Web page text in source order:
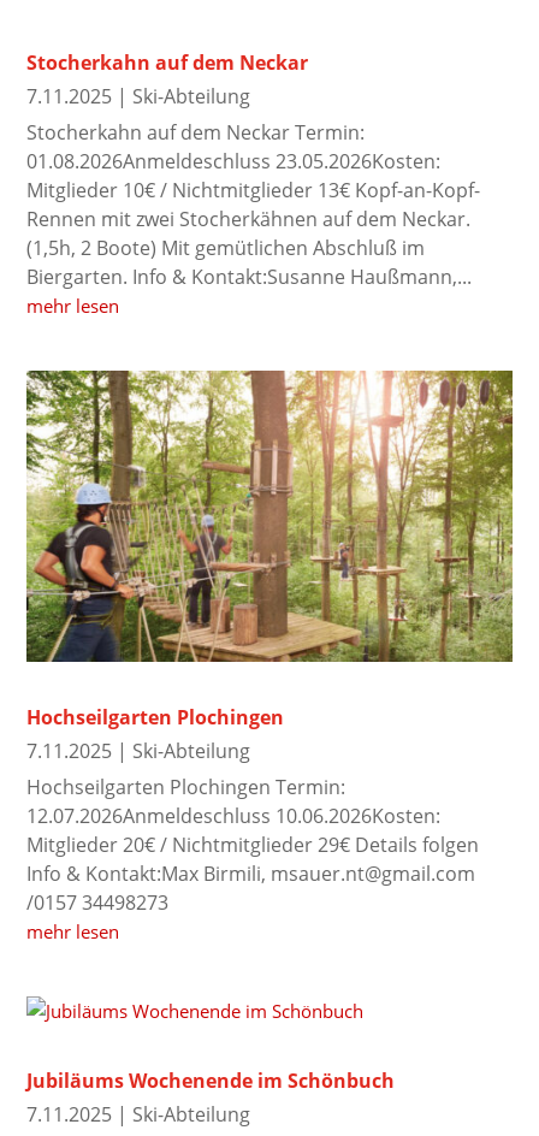
Stocherkahn auf dem Neckar
7.11.2025 | Ski-Abteilung
Stocherkahn auf dem Neckar Termin:
01.08.2026Anmeldeschluss 23.05.2026Kosten:
Mitglieder 10€ / Nichtmitglieder 13€ Kopf-an-Kopf-
Rennen mit zwei Stocherkähnen auf dem Neckar.
(1,5h, 2 Boote) Mit gemütlichen Abschluß im
Biergarten. Info & Kontakt:Susanne Haußmann,...
mehr lesen
Hochseilgarten Plochingen
7.11.2025 | Ski-Abteilung
Hochseilgarten Plochingen Termin:
12.07.2026Anmeldeschluss 10.06.2026Kosten:
Mitglieder 20€ / Nichtmitglieder 29€ Details folgen
Info & Kontakt:Max Birmili, msauer.nt@gmail.com
/0157 34498273
mehr lesen
Jubiläums Wochenende im Schönbuch
7.11.2025 | Ski-Abteilung